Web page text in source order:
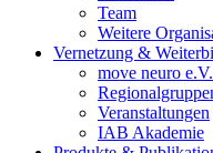
Team
Weitere
Vernetzung &
move neuro e.V.
Veranstaltungen
IAB Akademie